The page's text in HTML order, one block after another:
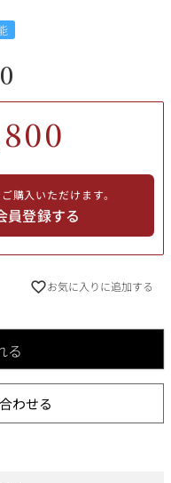
ルイ・ロデレール
スクリーミング・
購入いただけます。
員登録する
お気に入りに追加する
る
わせる